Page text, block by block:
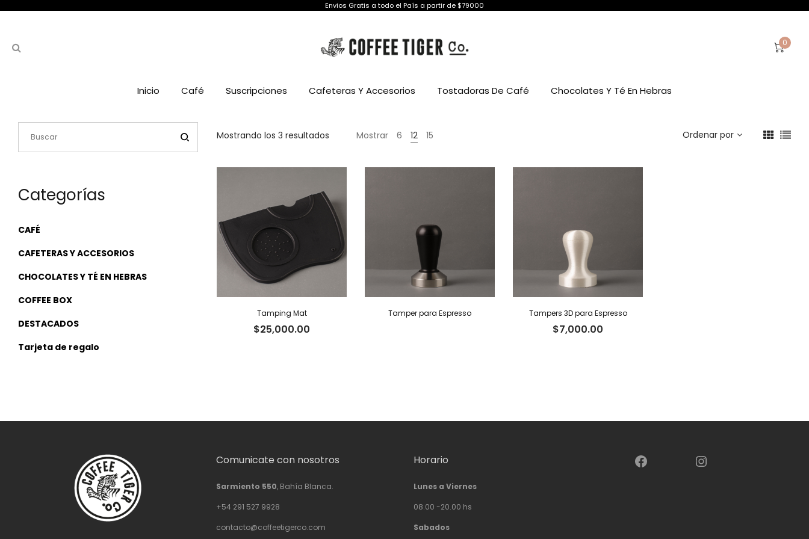
Envios Gratis a todo el País a partir de $79000
0
Inicio Café Suscripciones Cafeteras Y Accesorios Tostadoras De Café Chocolates Y Té En Hebras
Mostrando los 3 resultados OrdenadoMostrar 6 12 15 Ordenar por
Tamping Mat
$25,000.00
Tamper para Espresso Tampers 3D para Espresso
$7,000.00
Categorías
CAFÉ
CAFETERAS Y ACCESORIOS
CHOCOLATES Y TÉ EN HEBRAS
COFFEE BOX
DESTACADOS
Tarjeta de regalo
Comunicate con nosotros
Sarmiento 550, Bahía Blanca.
+54 291 527 9928
contacto@coffeetigerco.com
Horario
Lunes a Viernes
08.00 -20.00 hs
Sabados
Facebook Instagram